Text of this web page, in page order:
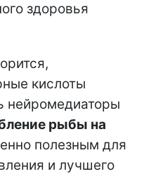
здоровья
кислоты
нейромедиаторы
рыбы на
полезным для
и лучшего